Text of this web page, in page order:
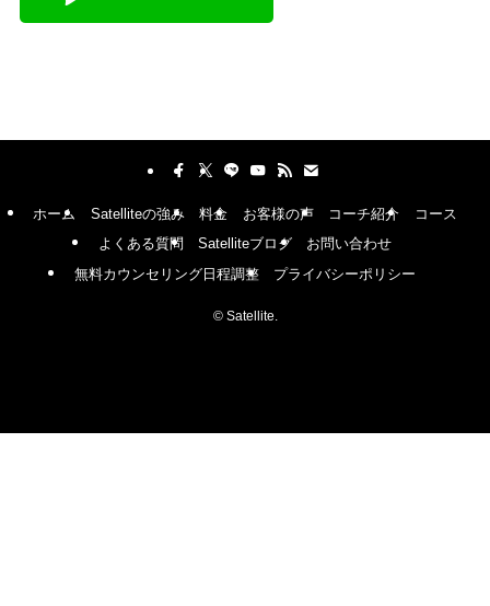
ホーム Satelliteの強み 料金 お客様の声 コーチ紹介
コース
よくある質問
Satelliteブログ
お問い合わせ
無料カウンセリング日程調整
プライバシーポリシー
©Satellite.